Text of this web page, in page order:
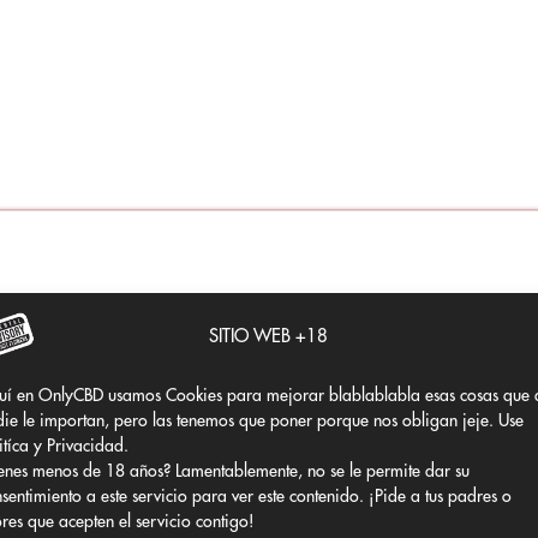
SITIO WEB +18
en OnlyCBD usamos Cookies para mejorar blablablabla esas cosas que
le importan, pero las tenemos que poner porque nos obligan jeje. Use
y Privacidad.
menos de 18 años? Lamentablemente, no se le permite dar su
a este servicio para ver este contenido. ¡Pide a tus padres o
que acepten el servicio contigo!
los tricomas más puros
sin aditivos ni alteraciones
seleccionadas específicamente para maximizar ese
FUTURA 75, cumpliendo con los estándares europeos
super rápido!!